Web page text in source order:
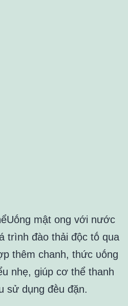
mật ong với nước
trình ᵭào thải ᵭộc tṓ qua
thêm chanh, thức ᴜṓng
nhẹ, giúp cơ thể thanh
sử dụng ᵭḕu ᵭặn.